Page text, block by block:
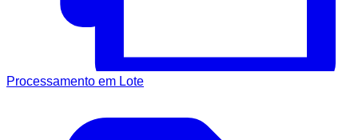
Processamento em Lote